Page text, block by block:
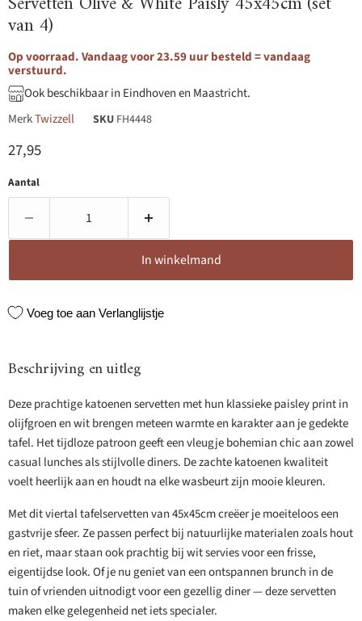
van 4)
Op voorraad. Vandaag voor 23.59 uur besteld = vandaag
verstuurd.
Ook beschikbaar in Eindhoven en Maastricht.
MerkTwizzell SKU FH4448
Huidige prijs
27,95
Aantal
In winkelmand
Voeg toe aan Verlanglijstje
Beschrijving en uitleg
Deze prachtige katoenen servetten met hun klassieke paisley print in
olijfgroen en wit brengen meteen warmte en karakter aan je gedekte
tafel. Het tijdloze patroon geeft een vleugje bohemian chic aan zowel
casual lunches als stijlvolle diners. De zachte katoenen kwaliteit
voelt heerlijk aan en houdt na elke wasbeurt zijn mooie kleuren.
Met dit viertal tafelservetten van 45x45cm creëer je moeiteloos een
gastvrije sfeer. Ze passen perfect bij natuurlijke materialen zoals hout
en riet, maar staan ook prachtig bij wit servies voor een frisse,
eigentijdse look. Of je nu geniet van een ontspannen brunch in de
tuin of vrienden uitnodigt voor een gezellig diner — deze servetten
maken elke gelegenheid net iets specialer.